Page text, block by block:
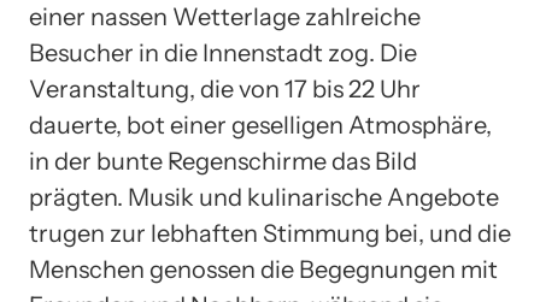
einer nassen Wetterlage zahlreiche
Besucher in die Innenstadt zog. Die
Veranstaltung, die von 17 bis 22 Uhr
dauerte, bot einer geselligen Atmosphäre,
in der bunte Regenschirme das Bild
prägten. Musik und kulinarische Angebote
trugen zur lebhaften Stimmung bei, und die
Menschen genossen die Begegnungen mit